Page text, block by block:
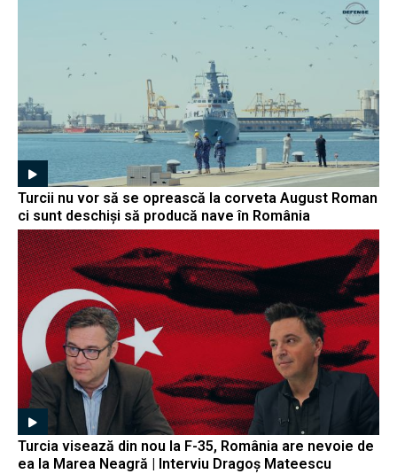
Turcii nu vor să se oprească la corveta August Roman
ci sunt deschiși să producă nave în România
Turcia visează din nou la F-35, România are nevoie de
ea la Marea Neagră | Interviu Dragoș Mateescu